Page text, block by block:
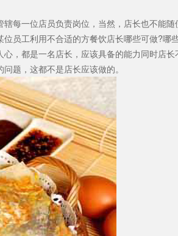
每一位店员负责岗位，当然，店长也不能
员工利用不合适的方餐饮店长哪些可做?哪
，都是一名店长，应该具备的能力同时店
题，这都不是店长应该做的。